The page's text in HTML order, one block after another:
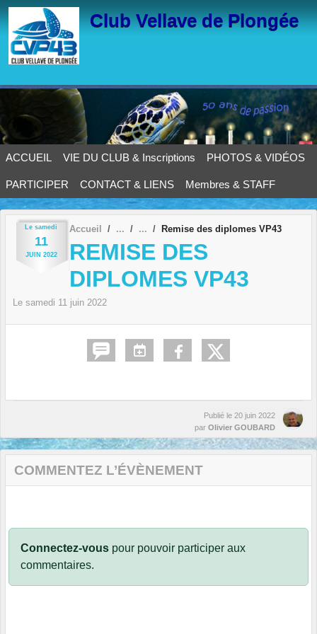
Club Vellave de Plongée
ACCUEIL VIE DU CLUB & Inscriptions PHOTOS & VIDÉOS
PARTICIPER CONTACT & LIENS Membres & STAFF
Le samedi
11
JUIN 2022
Accueil Remise des diplomes VP43
REMISE DES
DIPLOMES VP43
Le samedi 11 juin 2022
Publié le 20 juin 2022
par Olivier GOUBARD
COMMENTEZ L’ÉVÈNEMENT
Connectez-vous pour pouvoir participer aux
commentaires.
Panneau de gestion des cookies